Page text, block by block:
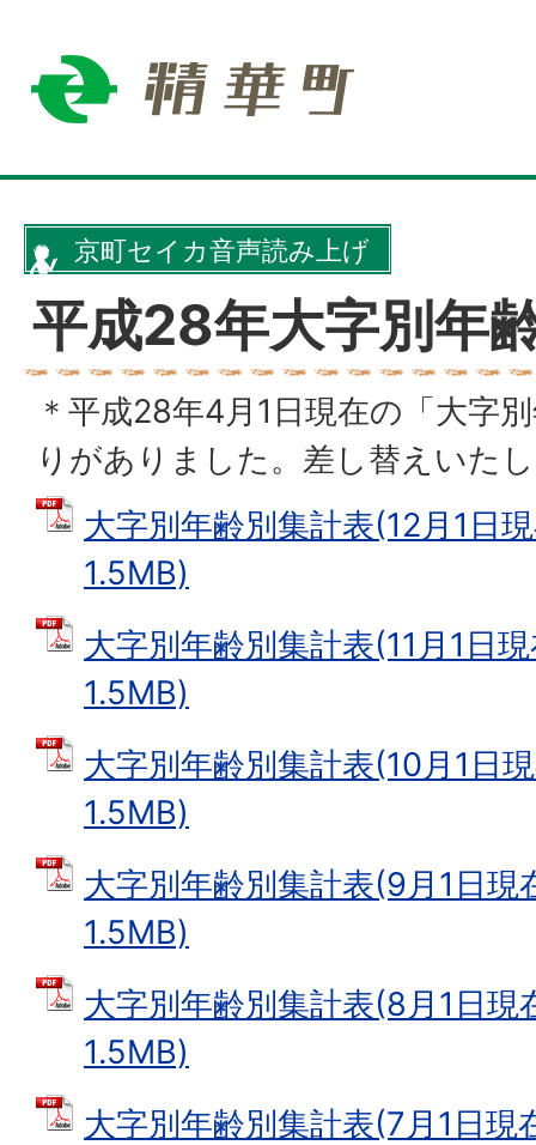
京町セイカ音声読み上げ
平成28年大字別年
＊平成28年4月1日現在の「大字
りがありました。差し替えいた
大字別年齢別集計表(12月1日
1.5MB)
大字別年齢別集計表(11月1日
1.5MB)
大字別年齢別集計表(10月1日
1.5MB)
大字別年齢別集計表(9月1日
1.5MB)
大字別年齢別集計表(8月1日
1.5MB)
大字別年齢別集計表(7月1日現